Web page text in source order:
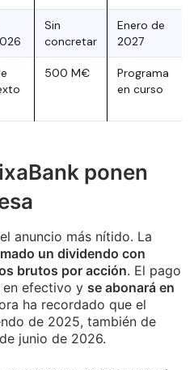
Sin
concretar
Enero de
2027
500 M€
Programa
en curso
ponen
anuncio más nítido. La
un dividendo con
brutos por acción. El pago
en efectivo y se abonará en
ha recordado que el
de 2025, también de
junio de 2026.